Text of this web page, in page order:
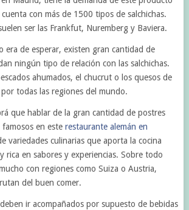
con más de 1500 tipos de salchichas.
ser las Frankfut, Nuremberg y Baviera.
era de esperar, existen gran cantidad de
ningún tipo de relación con las salchichas.
ahumados, el chucrut o los quesos de
todas las regiones del mundo.
que hablar de la gran cantidad de postres
en este restaurante alemán en
variedades culinarias que aporta la cocina
rica en sabores y experiencias. Sobre todo
con regiones como Suiza o Austria,
del buen comer.
ir acompañados por supuesto de bebidas